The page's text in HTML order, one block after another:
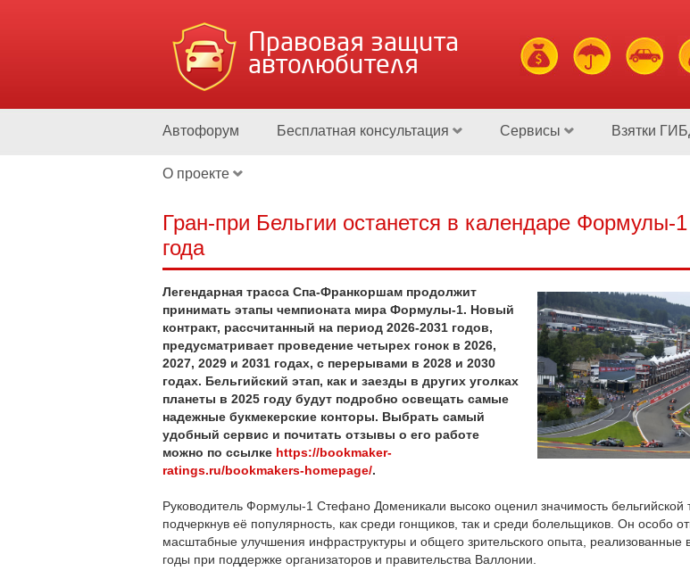
Правовая защита
автолюбителя
Автофорум Бесплатная консультация Сервисы Взятки
О проекте
Гран-при Бельгии останется в календаре Формулы-
года
Легендарная трасса Спа-Франкоршам продолжит
принимать этапы чемпионата мира Формулы-1. Новый
контракт, рассчитанный на период 2026-2031 годов,
предусматривает проведение четырех гонок в 2026,
2027, 2029 и 2031 годах, с перерывами в 2028 и 2030
годах. Бельгийский этап, как и заезды в других уголках
планеты в 2025 году будут подробно освещать самые
надежные букмекерские конторы. Выбрать самый
удобный сервис и почитать отзывы о его работе
можно по ссылке https://bookmaker-
ratings.ru/bookmakers-homepage/.
Руководитель Формулы-1 Стефано Доменикали высоко оценил значимость бельгийской
подчеркнув её популярность, как среди гонщиков, так и среди болельщиков. Он особо
масштабные улучшения инфраструктуры и общего зрительского опыта, реализованные
годы при поддержке организаторов и правительства Валлонии.